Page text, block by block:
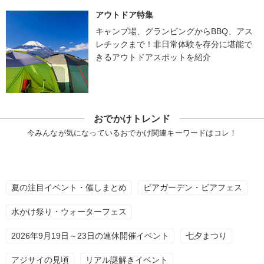
アウトドア特集
キャンプ場、グランピングからBBQ、アス
レチックまで！非日常体験を存分に堪能で
きるアウトドアスポットを紹介
おでかけトレンド
今みんなが気になっているおでかけ関連キーワードはコレ！
夏の注目イベント・催しまとめ ビアガーデン・ビアフェス
水かけ祭り・ウォーターフェス
2026年9月19日～23日の連休開催イベント 七夕まつり
アジサイの見頃 リアル謎解きイベント